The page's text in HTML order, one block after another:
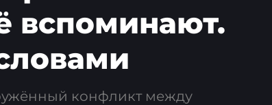
вспоминают.
конфликт между